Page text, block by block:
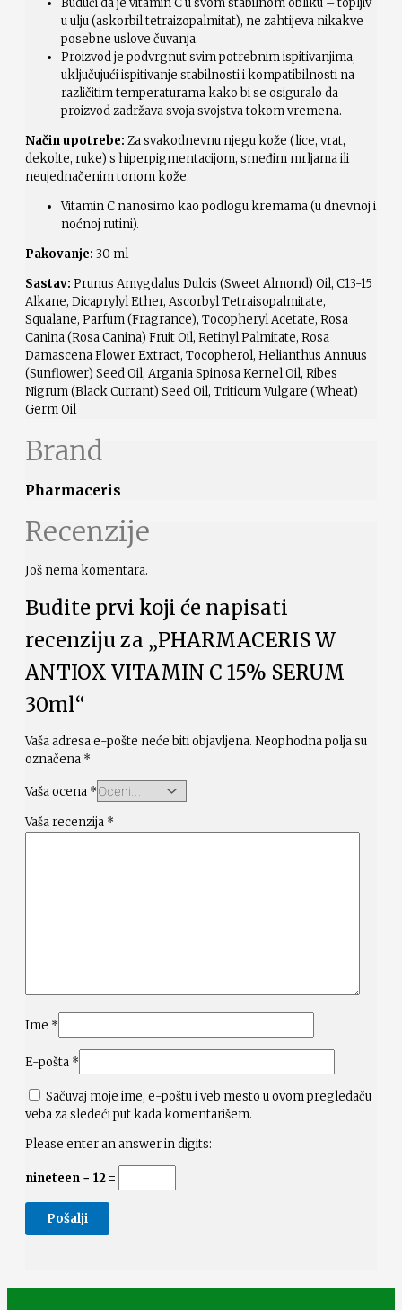
u ulju (askorbil tetraizopalmitat), ne zahtijeva nikakve
posebne uslove čuvanja.
Proizvod je podvrgnut svim potrebnim ispitivanjima,
uključujući ispitivanje stabilnosti i kompatibilnosti na
različitim temperaturama kako bi se osiguralo da
proizvod zadržava svoja svojstva tokom vremena.
Način upotrebe: Za svakodnevnu njegu kože (lice, vrat,
dekolte, ruke) s hiperpigmentacijom, smeđim mrljama ili
neujednačenim tonom kože.
Vitamin C nanosimo kao podlogu kremama (u dnevnoj i
noćnoj rutini).
Pakovanje: 30 ml
Sastav: Prunus Amygdalus Dulcis (Sweet Almond) Oil, C13-15
Alkane, Dicaprylyl Ether, Ascorbyl Tetraisopalmitate,
Squalane, Parfum (Fragrance), Tocopheryl Acetate, Rosa
Canina (Rosa Canina) Fruit Oil, Retinyl Palmitate, Rosa
Damascena Flower Extract, Tocopherol, Helianthus Annuus
(Sunflower) Seed Oil, Argania Spinosa Kernel Oil, Ribes
Nigrum (Black Currant) Seed Oil, Triticum Vulgare (Wheat)
Germ Oil
Brand
Pharmaceris
Recenzije
Još nema komentara.
Budite prvi koji će napisati
recenziju za „PHARMACERIS W
ANTIOX VITAMIN C 15% SERUM
30ml“
Vaša adresa e-pošte neće biti objavljena. Neophodna polja su
označena *
Vaša ocena *
Vaša recenzija *
Ime *
E-pošta *
Sačuvaj moje ime, e-poštu i veb mesto u ovom pregledaču
veba za sledeći put kada komentarišem.
Please enter an answer in digits:
nineteen − 12 =